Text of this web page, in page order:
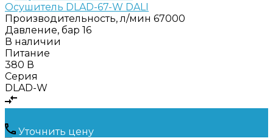
Осушитель DLAD-67-W DALI
Производительность, л/мин 67000
Давление, бар 16
В наличии
Питание
380 В
Серия
DLAD-W
Уточнить цену